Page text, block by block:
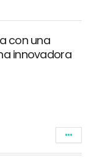
con una
innovadora